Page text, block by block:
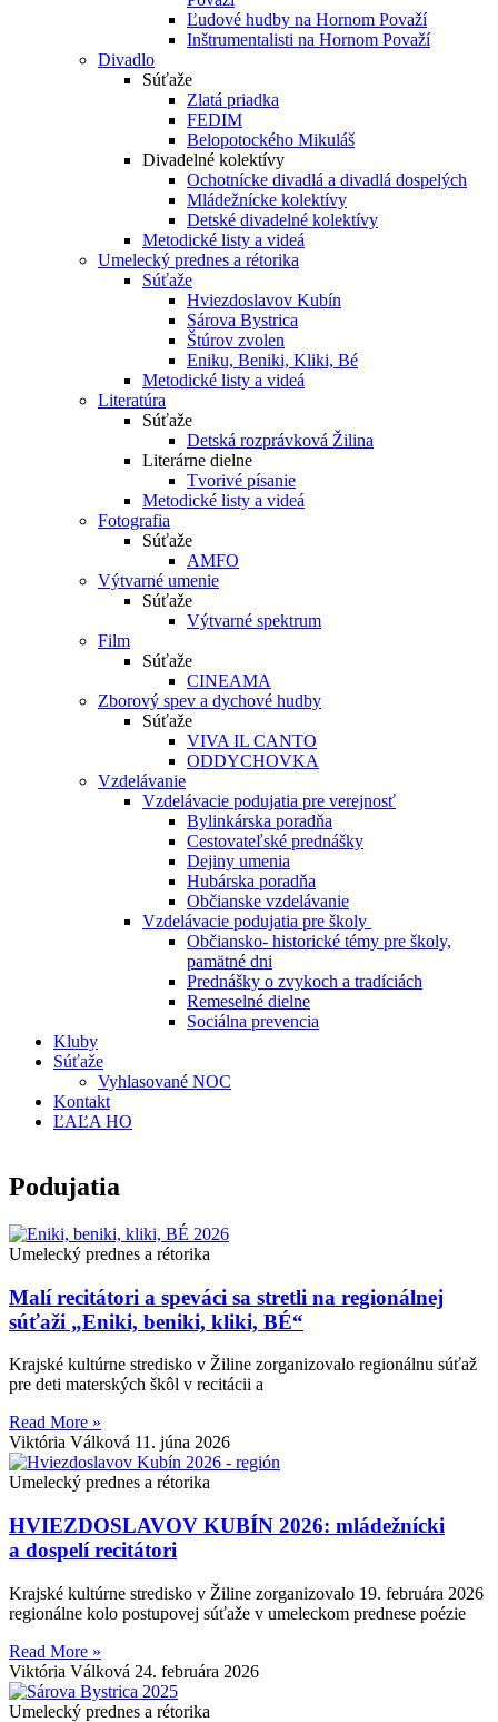
Ľudové hudby na Hornom Považí
Inštrumentalisti na Hornom Považí
Divadlo
Súťaže
Zlatá priadka
FEDIM
Belopotockého Mikuláš
Divadelné kolektívy
Ochotnícke divadlá a divadlá dospelých
Mládežnícke kolektívy
Detské divadelné kolektívy
Metodické listy a videá
Umelecký prednes a rétorika
Súťaže
Hviezdoslavov Kubín
Sárova Bystrica
Štúrov zvolen
Eniku, Beniki, Kliki, Bé
Metodické listy a videá
Literatúra
Súťaže
Detská rozprávková Žilina
Literárne dielne
Tvorivé písanie
Metodické listy a videá
Fotografia
Súťaže
AMFO
Výtvarné umenie
Súťaže
Výtvarné spektrum
Film
Súťaže
CINEAMA
Zborový spev a dychové hudby
Súťaže
VIVA IL CANTO
ODDYCHOVKA
Vzdelávanie
Vzdelávacie podujatia pre verejnosť
Bylinkárska poradňa
Cestovateľské prednášky
Dejiny umenia
Hubárska poradňa
Občianske vzdelávanie
Vzdelávacie podujatia pre školy
Občiansko- historické témy pre školy,
pamätné dni
Prednášky o zvykoch a tradíciách
Remeselné dielne
Sociálna prevencia
Kluby
Súťaže
Vyhlasované NOC
Kontakt
ĽAĽA HO
Podujatia
Umelecký prednes a rétorika
Malí recitátori a speváci sa stretli na regionálnej
súťaži „Eniki, beniki, kliki, BÉ“
Krajské kultúrne stredisko v Žiline zorganizovalo regionálnu súťaž
pre deti materských škôl v recitácii a
Read More »
Viktória Válková 11. júna 2026
Umelecký prednes a rétorika
HVIEZDOSLAVOV KUBÍN 2026: mládežnícki
a dospelí recitátori
Krajské kultúrne stredisko v Žiline zorganizovalo 19. februára 2026
regionálne kolo postupovej súťaže v umeleckom prednese poézie
Read More »
Viktória Válková 24. februára 2026
Umelecký prednes a rétorika